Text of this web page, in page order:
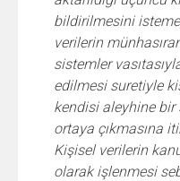
bildirilmesini
verilerin
sistemler
edilmesi suretiyle
kendisi aleyhine bir
ortaya çıkmasına
Kişisel verilerin
olarak işlenmesi